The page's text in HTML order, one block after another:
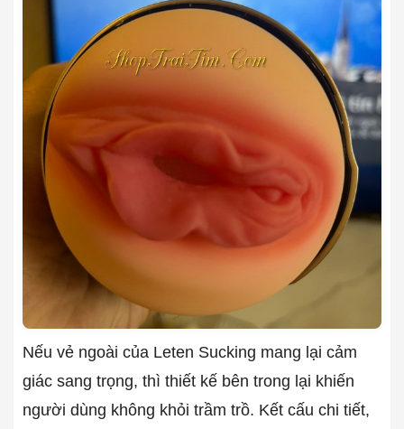
Nếu vẻ ngoài của Leten Sucking mang lại cảm
giác sang trọng, thì thiết kế bên trong lại khiến
người dùng không khỏi trầm trồ. Kết cấu chi tiết,